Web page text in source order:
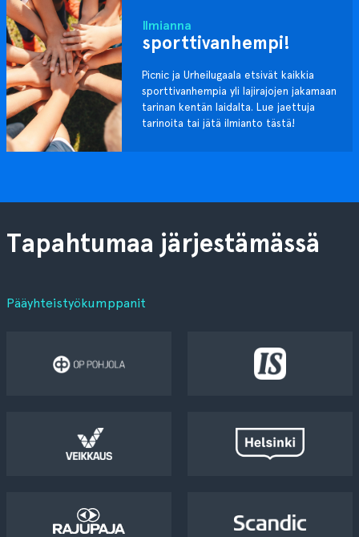
Ilmianna
sporttivanhempi!
Picnic ja Urheilugaala etsivät kaikkia
sporttivanhempia yli lajirajojen jakamaan
tarinan kentän laidalta. Lue jaettuja
tarinoita tai jätä ilmianto tästä!
Tapahtumaa järjestämässä
Pääyhteistyökumppanit